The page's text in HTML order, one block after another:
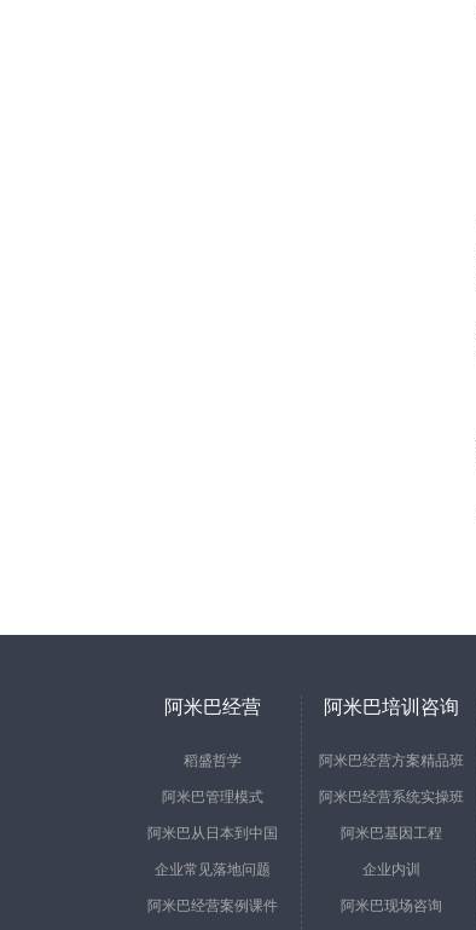
阿米巴经营
稻盛哲学
阿米巴管理模式
阿米巴从日本到中国
企业常见落地问题
阿米巴经营案例课件
阿米巴培训咨询
阿米巴经营方案精品班
阿米巴经营系统实操班
阿米巴基因工程
企业内训
阿米巴现场咨询